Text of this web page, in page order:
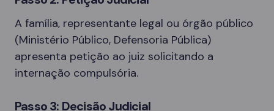
A família, representante legal ou órgão público
(Ministério Público, Defensoria Pública)
apresenta petição ao juiz solicitando a
internação compulsória.
Passo 3: Decisão Judicial